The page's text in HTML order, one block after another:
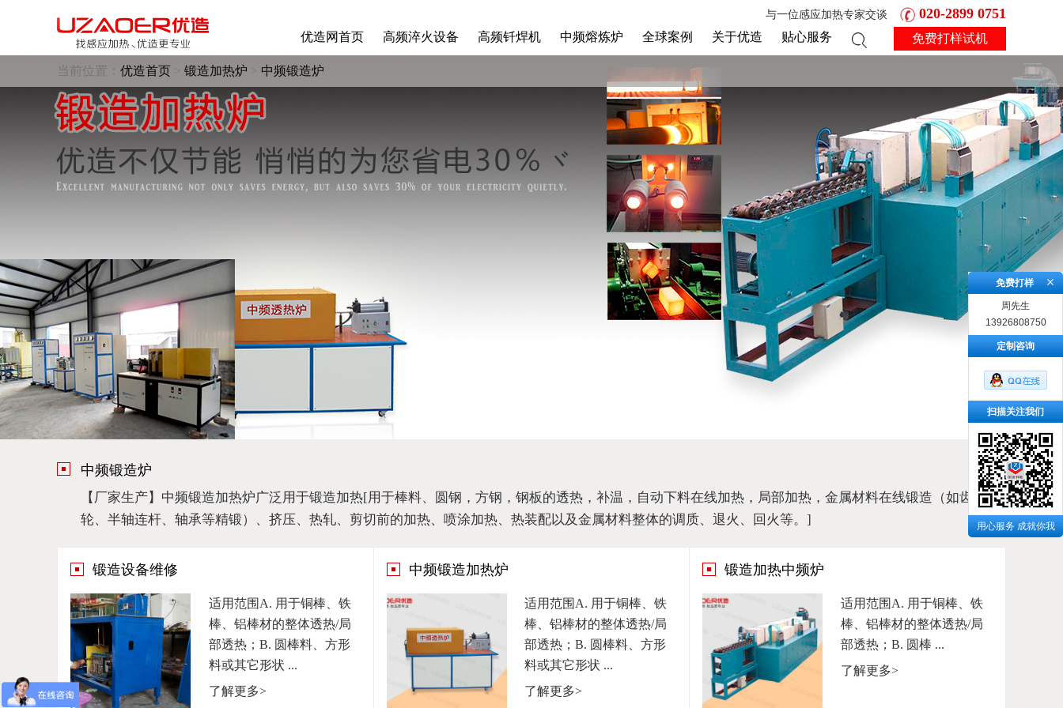
优造网首页 高频淬火设备 高频钎焊机 中频熔炼炉 全球案例 关于优造 贴心服务 免费打样试机
与一位感应加热专家交谈 020-2899 0751
当前位置： 优造首页 > 锻造加热炉 > 中频锻造炉
中频锻造炉
【厂家生产】中频锻造加热炉广泛用于锻造加热[用于棒料、圆钢，方钢，钢板的透热，补温，自动下料在线加热，局部加热，金属材料在线锻造（如齿
轮、半轴连杆、轴承等精锻）、挤压、热轧、剪切前的加热、喷涂加热、热装配以及金属材料整体的调质、退火、回火等。]
锻造设备维修
适用范围A. 用于铜棒、铁
棒、铝棒材的整体透热/局
部透热；B. 圆棒料、方形
料或其它形状 ...
了解更多>
中频锻造加热炉
适用范围A. 用于铜棒、铁
棒、铝棒材的整体透热/局
部透热；B. 圆棒料、方形
料或其它形状 ...
了解更多>
锻造加热中频炉
适用范围A. 用于铜棒、铁
棒、铝棒材的整体透热/局
部透热；B. 圆棒 ...
了解更多>
免费打样
周先生
13926808750
定制咨询
扫描关注我们
用心服务 成就你我